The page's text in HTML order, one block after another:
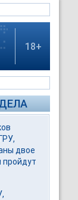
18+
двое